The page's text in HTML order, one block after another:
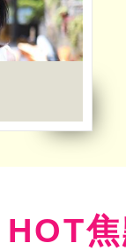
HOT